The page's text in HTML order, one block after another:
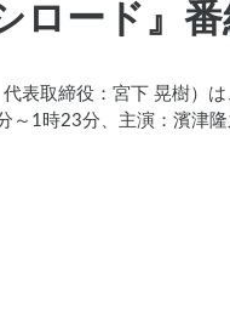
ロード』
表取締役：宮下 晃樹）
～1時23分、主演：濱津